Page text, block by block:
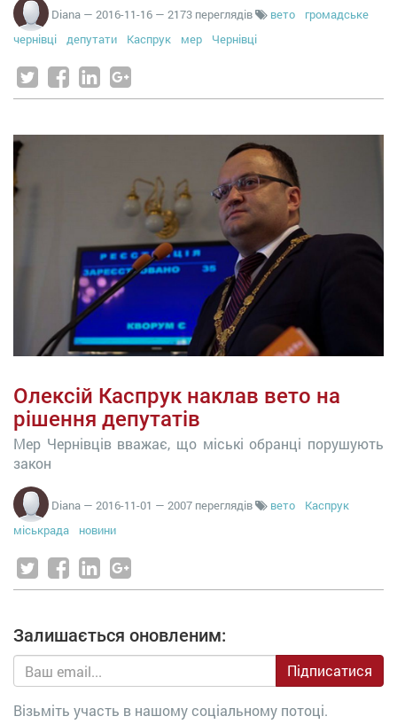
Diana — 2016-11-16 — 2173 переглядів вето
громадське
чернівці
депутати Каспрук мер Чернівці
Олексій Каспрук наклав вето на
рішення депутатів
Мер Чернівців вважає, що міські обранці порушують
закон
Diana — 2016-11-01 — 2007 переглядів вето
Каспрук
міськрада
новини
Залишається оновленим:
Підписатися
Візьміть участь в нашому соціальному потоці.